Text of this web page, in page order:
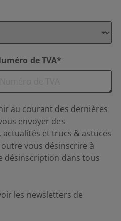
de TVA*
au courant des dernières
envoyer des
et trucs & astuces
vous désinscrire à
désinscription dans tous
les newsletters de